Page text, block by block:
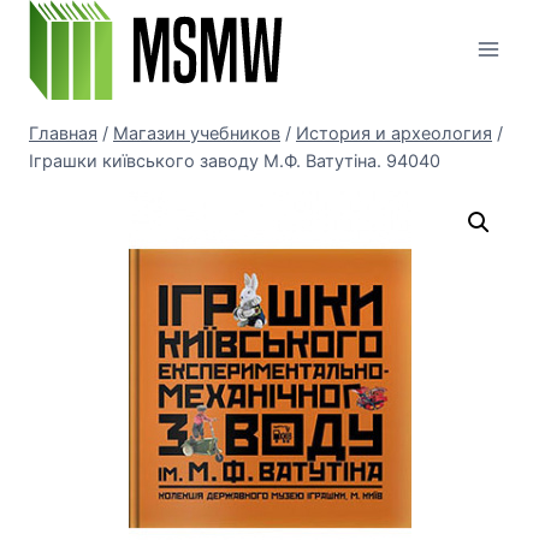
Перейти
содержимому
Главная / Магазин учебников / История и археология /
Іграшки київського заводу М.Ф. Ватутіна. 94040